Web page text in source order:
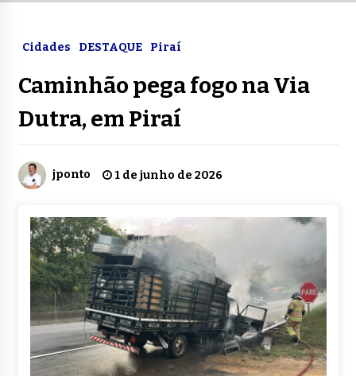
Cidades DESTAQUE Piraí
Caminhão pega fogo na Via
Dutra, em Piraí
jponto 1 de junho de 2026